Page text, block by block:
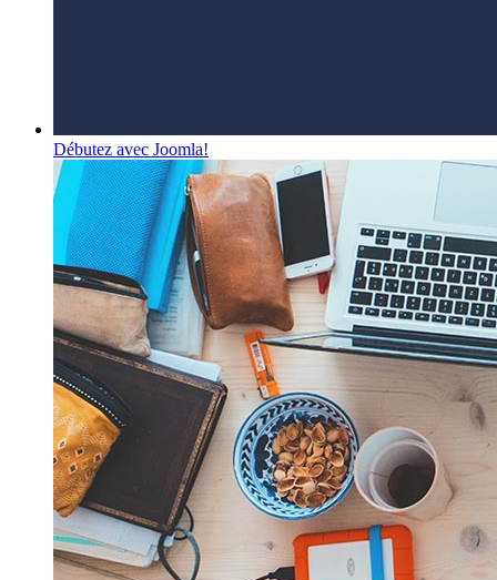
Débutez avec Joomla!